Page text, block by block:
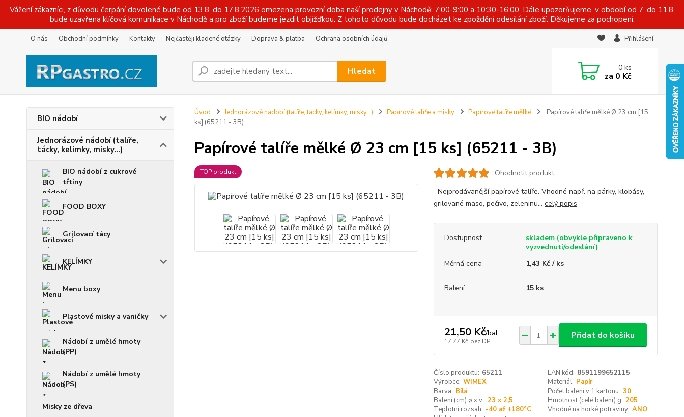
Vážení zákazníci, z důvodu čerpání dovolené bude od 13.8. do 17.8.2026 omezena provozní doba naší prodejny v Náchodě: 7:00-9:00 a 10:30-16:00. Dále upozorňujeme, v období od 7. do 11.8.
bude uzavřena klíčová komunikace v Náchodě a pro zboží budeme jezdit objížďkou. Z tohoto důvodu bude docházet ke zpoždění odesílání zboží. Děkujeme za pochopení.
O nás Obchodní podmínky Kontakty Nejčastěji kladené otázky Doprava & platba Ochrana osobních údajů Přihlášení
Hledat 0ks
za 0 Kč
BIO nádobí
Jednorázové nádobí (talíře,
tácky, kelímky, misky...)
BIO nádobí z cukrové
třtiny
FOOD BOXY
Grilovací tácy
KELÍMKY
Menu boxy
Plastové misky a vaničky
Nádobí z umělé hmoty
(PP)
Nádobí z umělé hmoty
(PS)
Misky ze dřeva
Úvod Jednorázové nádobí (talíře, tácky, kelímky, misky...) Papírové talíře a misky Papírové talíře mělké
Papírové talíře mělké Ø 23 cm [15
ks] (65211 - 3B)
Papírové talíře mělké Ø 23 cm [15 ks] (65211 - 3B)
TOP produkt
Ohodnotit produkt
Nejprodávanější papírové talíře. Vhodné např. na párky, klobásy,
grilované maso, pečivo, zeleninu... celý popis
Dostupnost
skladem (obvykle připraveno k
vyzvednutí/odeslání)
Měrná cena
1,43 Kč / ks
Balení 15 ks
21,50 Kč/bal.
17,77 Kč bez DPH
Přidat do košíku
Číslo produktu: 65211 EAN kód: 8591199652115
Výrobce: WIMEX Materiál: Papír
Barva: Bílá Počet balení v 1 kartonu: 30
Balení (cm) ø x v.: 23 x 2,5 Hmotnost (celé balení) g: 205
Teplotní rozsah: -40 až +180°C Vhodné na horké potraviny: ANO